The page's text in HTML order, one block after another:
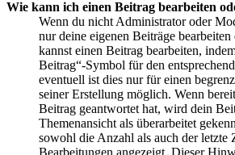
Wie kann ich einen Beitrag bearbeiten
Wenn du nicht Administrator oder
nur deine eigenen Beiträge
kannst einen Beitrag bearbeiten,
Beitrag“-Symbol für den
eventuell ist dies nur für einen
seiner Erstellung möglich. Wenn
Beitrag geantwortet hat, wird dein
Themenansicht als überarbeitet
sowohl die Anzahl als auch der letzte